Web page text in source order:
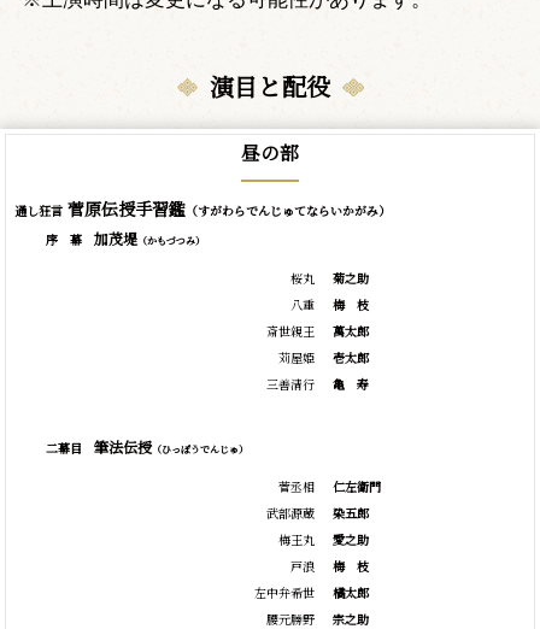
演目と配役
昼の部
通し狂言菅原伝授手習鑑（すがわらでんじゅてならいかがみ）
序 幕 加茂堤（かもづつみ）
桜丸
八重
斎世親王
苅屋姫
三善清行
菊之助
梅
枝
萬太郎
壱太郎
亀
寿
二幕目 筆法伝授（ひっぽうでんじゅ）
菅丞相
武部源蔵
梅王丸
戸浪
左中弁希世
腰元勝野
仁左衛門
染五郎
愛之助
梅
枝
橘太郎
宗之助